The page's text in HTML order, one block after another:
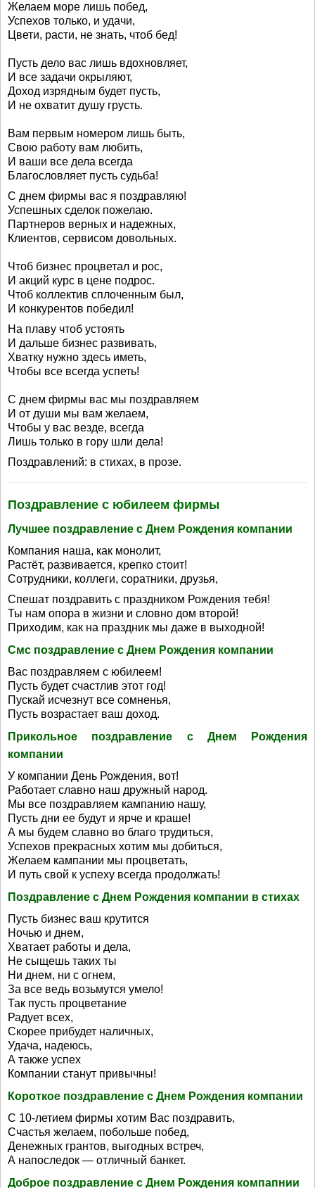
Желаем море лишь побед,
Успехов только, и удачи,
Цвети, расти, не знать, чтоб бед!
Пусть дело вас лишь вдохновляет,
И все задачи окрыляют,
Доход изрядным будет пусть,
И не охватит душу грусть.
Вам первым номером лишь быть,
Свою работу вам любить,
И ваши все дела всегда
Благословляет пусть судьба!
С днем фирмы вас я поздравляю!
Успешных сделок пожелаю.
Партнеров верных и надежных,
Клиентов, сервисом довольных.
Чтоб бизнес процветал и рос,
И акций курс в цене подрос.
Чтоб коллектив сплоченным был,
И конкурентов победил!
На плаву чтоб устоять
И дальше бизнес развивать,
Хватку нужно здесь иметь,
Чтобы все всегда успеть!
С днем фирмы вас мы поздравляем
И от души мы вам желаем,
Чтобы у вас везде, всегда
Лишь только в гору шли дела!
Поздравлений: в стихах, в прозе.
Поздравление с юбилеем фирмы
Лучшее поздравление с Днем Рождения компании
Компания наша, как монолит,
Растёт, развивается, крепко стоит!
Сотрудники, коллеги, соратники, друзья,
Спешат поздравить с праздником Рождения тебя!
Ты нам опора в жизни и словно дом второй!
Приходим, как на праздник мы даже в выходной!
Смс поздравление с Днем Рождения компании
Вас поздравляем с юбилеем!
Пусть будет счастлив этот год!
Пускай исчезнут все сомненья,
Пусть возрастает ваш доход.
Прикольное поздравление с Днем Рождения
компании
У компании День Рождения, вот!
Работает славно наш дружный народ.
Мы все поздравляем кампанию нашу,
Пусть дни ее будут и ярче и краше!
А мы будем славно во благо трудиться,
Успехов прекрасных хотим мы добиться,
Желаем кампании мы процветать,
И путь свой к успеху всегда продолжать!
Поздравление с Днем Рождения компании в стихах
Пусть бизнес ваш крутится
Ночью и днем,
Хватает работы и дела,
Не сыщешь таких ты
Ни днем, ни с огнем,
За все ведь возьмутся умело!
Так пусть процветание
Радует всех,
Скорее прибудет наличных,
Удача, надеюсь,
А также успех
Компании станут привычны!
Короткое поздравление с Днем Рождения компании
С 10-летием фирмы хотим Вас поздравить,
Счастья желаем, побольше побед,
Денежных грантов, выгодных встреч,
А напоследок — отличный банкет.
Доброе поздравление с Днем Рождения компапнии